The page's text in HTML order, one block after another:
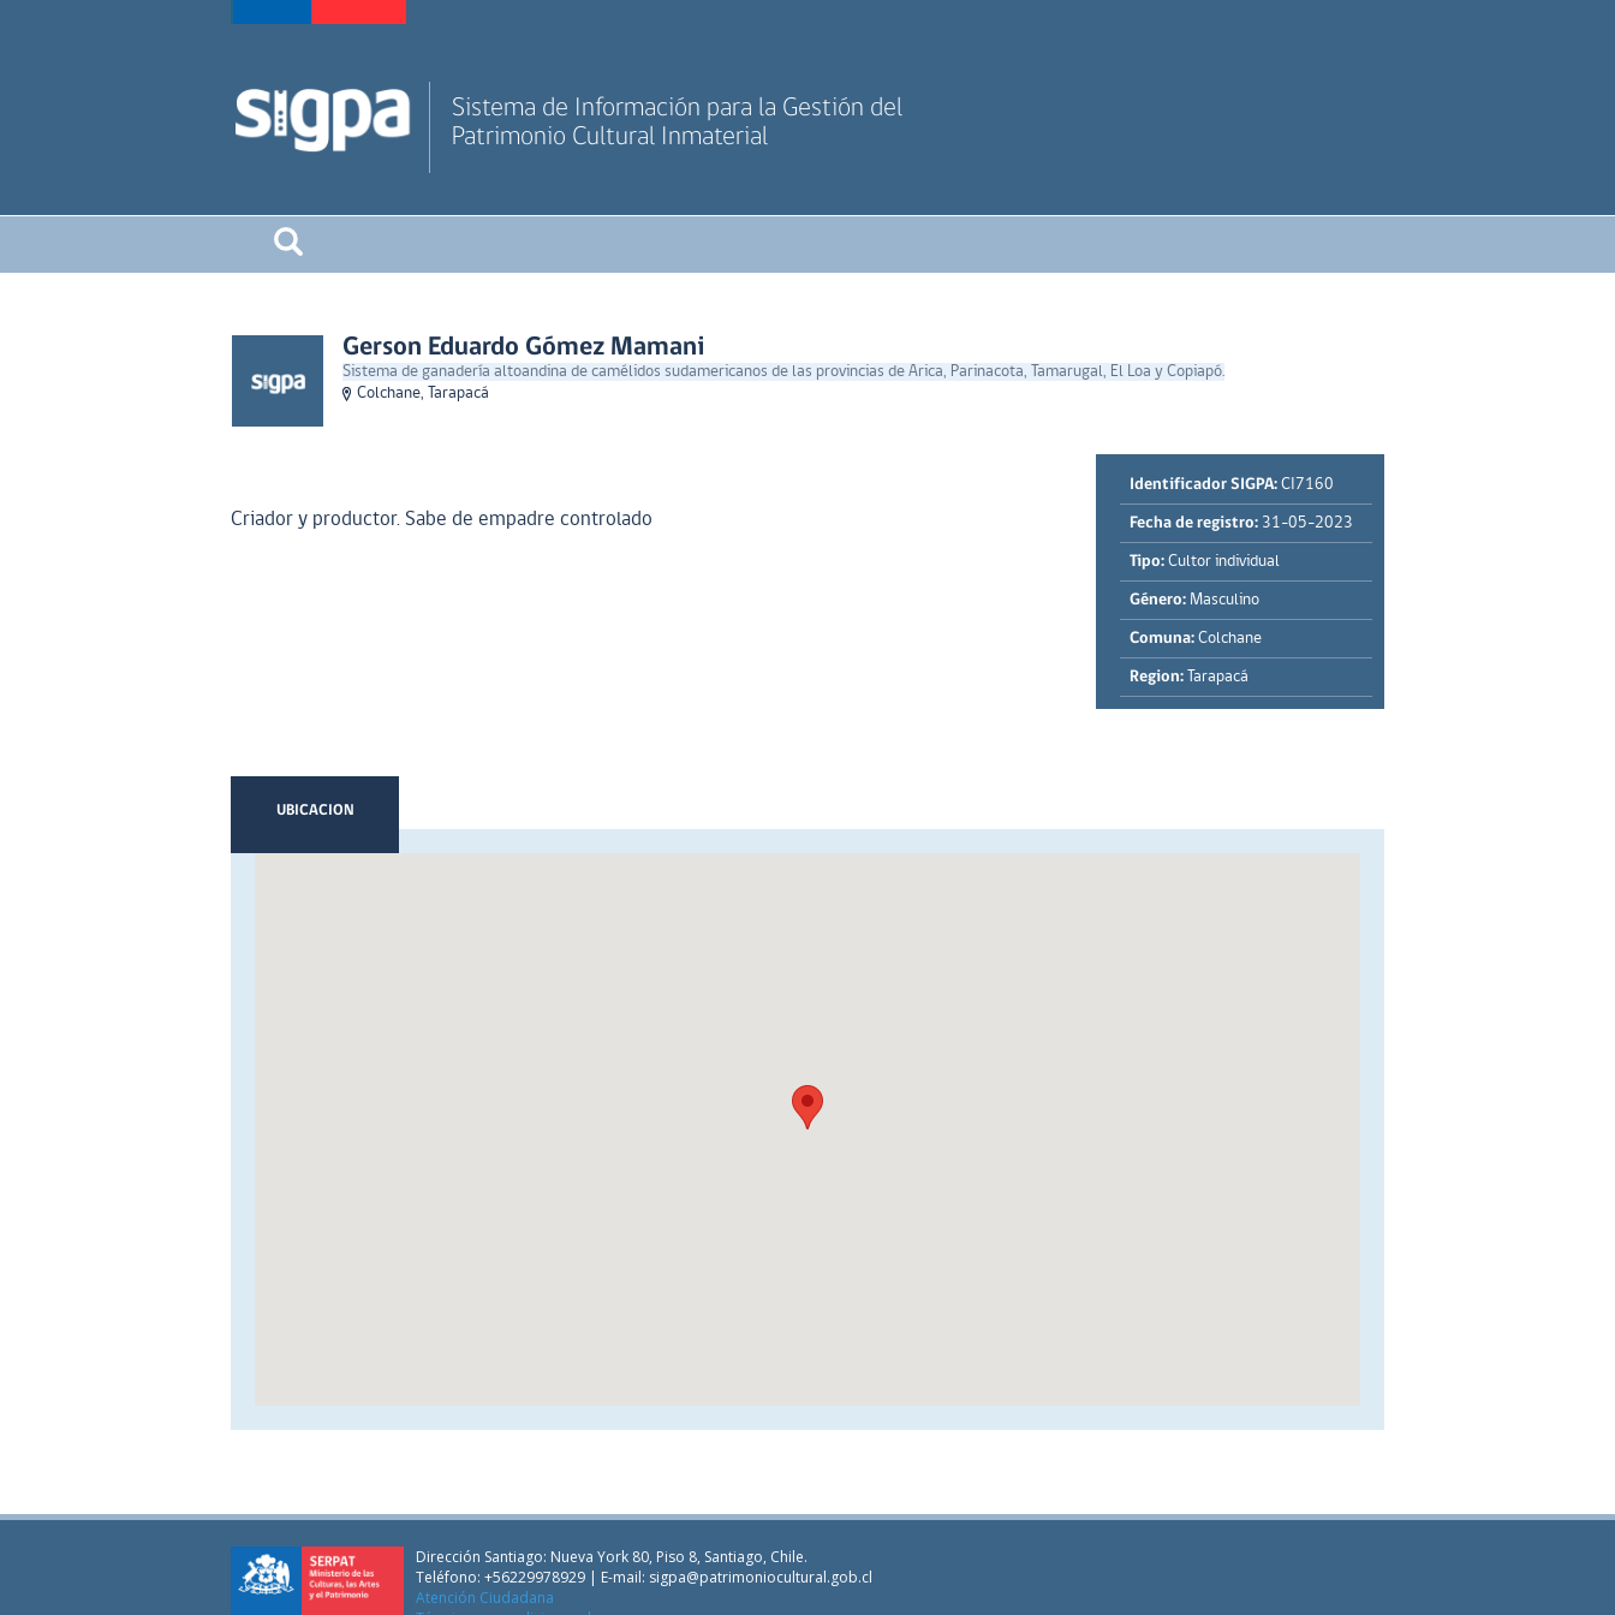
Sistema de Información para la Gestión del
Patrimonio Cultural Inmaterial
Gerson Eduardo Gómez Mamani
Sistema de ganadería altoandina de camélidos sudamericanos de las provincias de Arica, Parinacota, Tamarugal, El Loa y Copiapó.
Colchane, Tarapacá
Criador y productor. Sabe de empadre controlado
Identificador SIGPA: CI7160
Fecha de registro: 31-05-2023
Tipo: Cultor individual
Género: Masculino
Comuna: Colchane
Region: Tarapacá
UBICACION
Dirección Santiago: Nueva York 80, Piso 8, Santiago, Chile.
Teléfono: +56229978929 | E-mail: sigpa@patrimoniocultural.gob.cl
Atención Ciudadana